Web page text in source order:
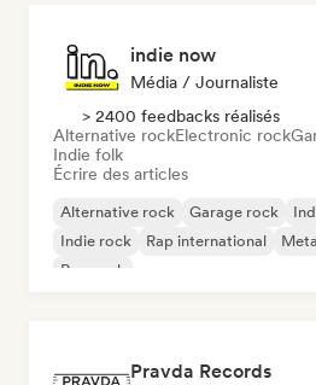
indie now
Média / Journaliste
> 2400 feedbacks réalisés
Alternative rockElectronic rock
Indie folk
Écrire des articles
Alternative rock Garage rock
Indie rock
Rap international
Pop rock
Pravda Records